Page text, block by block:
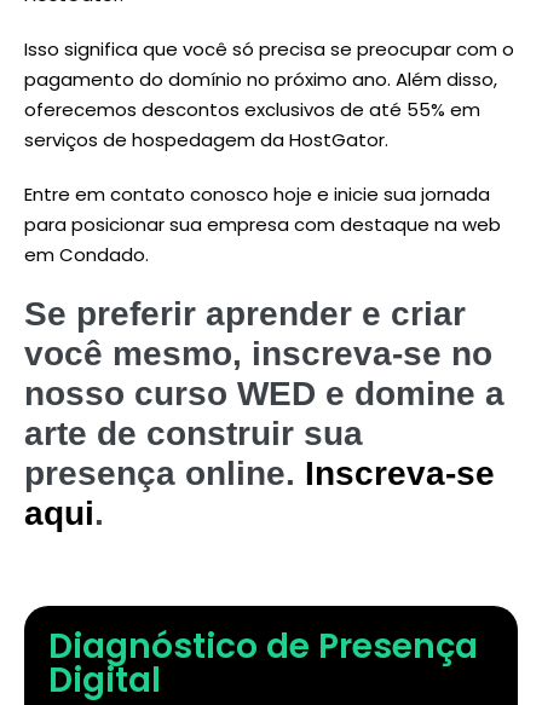
Isso significa que você só precisa se preocupar com o
pagamento do domínio no próximo ano. Além disso,
oferecemos descontos exclusivos de até 55% em
serviços de hospedagem da HostGator.
Entre em contato conosco hoje e inicie sua jornada
para posicionar sua empresa com destaque na web
em Condado.
Se preferir aprender e criar
você mesmo, inscreva-se no
nosso curso WED e domine a
arte de construir sua
presença online. Inscreva-se
aqui.
Diagnóstico de Presença
Digital